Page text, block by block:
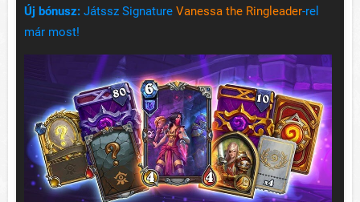
Új bónusz: Játssz Signature Vanessa the Ringleader-rel
már most!